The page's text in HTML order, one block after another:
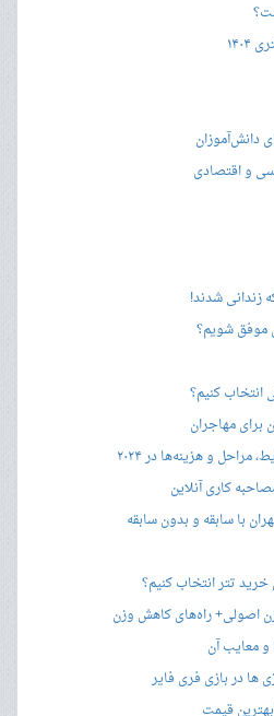
دانش‌آموزان
و اقتصادی
زندانی شدند!
موفق شویم؟
انتخاب کنیم؟
برای مهاجران
و هزینه‌ها در ۲۰۲۴
با سابقه و بدون سابقه
تتر انتخاب کنیم؟
اصولی+ راه‌های کاهش وزن
ها در بازی فری فایر
قیمت